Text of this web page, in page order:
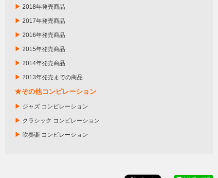
▶ 2018年発売商品
▶ 2017年発売商品
▶ 2016年発売商品
▶ 2015年発売商品
▶ 2014年発売商品
▶ 2013年発売までの商品
★その他コンピレーション
▶ ジャズ コンピレーション
▶ クラシック コンピレーション
▶ 吹奏楽 コンピレーション